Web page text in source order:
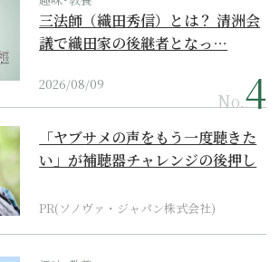
三法師（織田秀信）とは？ 清洲会
議で織田家の後継者となっ…
2026/08/09
No.
「ヤブサメの声をもう一度聴きた
い」が補聴器チャレンジの後押し
PR(ソノヴァ・ジャパン株式会社)